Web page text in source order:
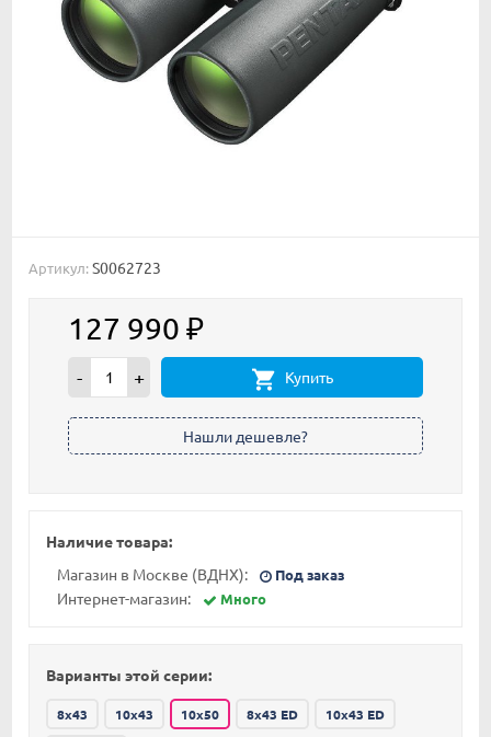
Артикул: S0062723
127 990 ₽
- + Купить
Наличие товара:
Магазин в Москве (ВДНХ):
Под заказ
Интернет-магазин: Много
Варианты этой серии:
8x43 10x43 10x50 8x43 ED 10x43 ED